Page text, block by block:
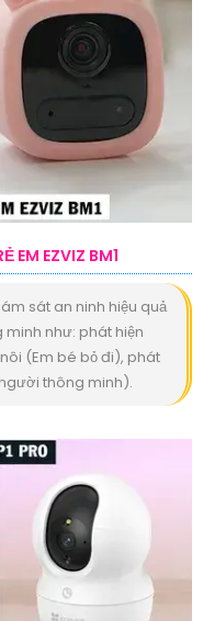
EM EZVIZ BM1
sát an ninh hiệu quả
như: phát hiện
(Em bé bỏ đi), phát
thông minh).